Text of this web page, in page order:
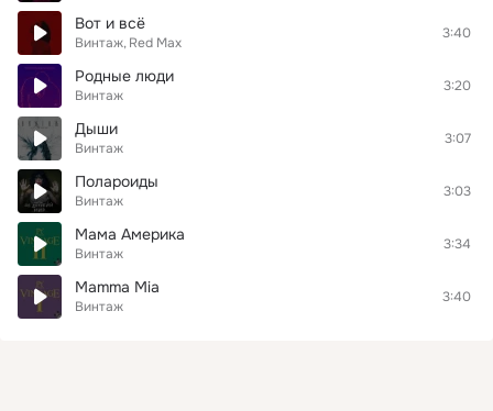
Вот и всё
Винтаж Red Max
3:40
Родные люди
Винтаж
3:20
Дыши
Винтаж
3:07
Полароиды
Винтаж
3:03
Мама Америка
Винтаж
3:34
Mamma Mia
Винтаж
3:40